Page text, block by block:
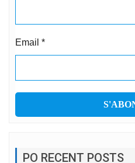
Email *
PO RECENT POSTS